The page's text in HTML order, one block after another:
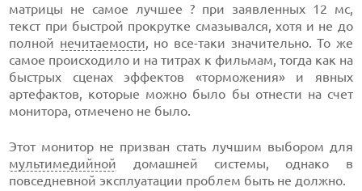
матрицы не самое лучшее ? при заявленных 12 мс,
текст при быстрой прокрутке смазывался, хотя и не до
полной нечитаемости, но все-таки значительно. То же
самое происходило и на титрах к фильмам, тогда как на
быстрых сценах эффектов «торможения» и явных
артефактов, которые можно было бы отнести на счет
монитора, отмечено не было.
Этот монитор не призван стать лучшим выбором для
мультимедийной домашней системы, однако в
повседневной эксплуатации проблем быть не должно.